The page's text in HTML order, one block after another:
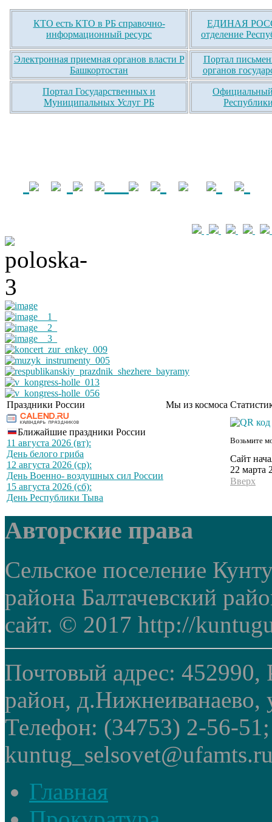
КТО есть КТО в РБ справочно-
информационный ресурс
ЕДИНАЯ
отделение
Электронная приемная органов власти Р
Башкортостан
Портал
органов
Портал Государственных и
Муниципальных Услуг РБ
Официальный
Праздники России Мы из космоса
Ближайшие праздники России
11 августа 2026 (вт):
День белого гриба
12 августа 2026 (ср):
День Военно- воздушных сил России
15 августа 2026 (сб):
День Республики Тыва
Возьмите
Сайт
22 марта
Вверх
Авторские права
Сельское поселение
района Балтачевский
сайт. © 2017 http://
Почтовый адрес: 452990,
район, д.Нижнеиванаево,
Телефон: (34753) 2-56-
Главная